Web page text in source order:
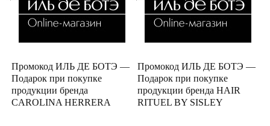
Промокод ИЛЬ ДЕ БОТЭ —
Подарок при покупке
продукции бренда
CAROLINA HERRERA
Промокод ИЛЬ ДЕ БОТЭ —
Подарок при покупке
продукции бренда HAIR
RITUEL BY SISLEY